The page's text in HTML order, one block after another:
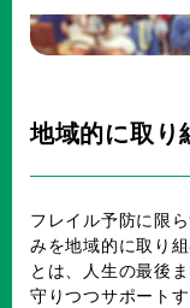
地域的に取り
フレイル予防に限
みを地域的に取り
とは、人生の最後
守りつつサポート